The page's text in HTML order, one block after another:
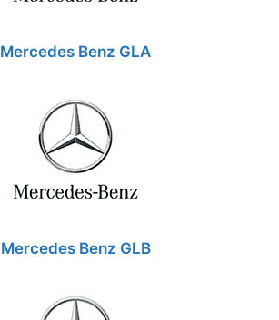
Mercedes Benz GLA
Mercedes Benz GLB